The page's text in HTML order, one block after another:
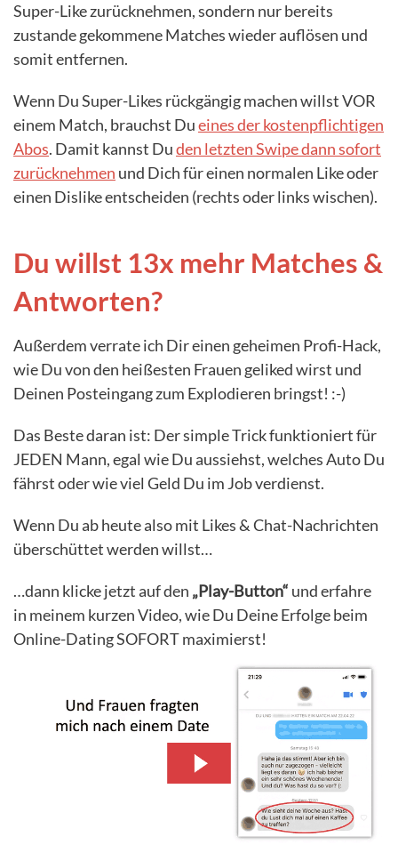
Super-Like zurücknehmen, sondern nur bereits
zustande gekommene Matches wieder auflösen und
somit entfernen.
Wenn Du Super-Likes rückgängig machen willst VOR
einem Match, brauchst Dueines der kostenpflichtigen
Abos. Damit kannst Duden letzten Swipe dann sofort
zurücknehmen und Dich für einen normalen Like oder
einen Dislike entscheiden (rechts oder links wischen).
Du willst 13x mehr Matches &
Antworten?
Außerdem verrate ich Dir einen geheimen Profi-Hack,
wie Du von den heißesten Frauen geliked wirst und
Deinen Posteingang zum Explodieren bringst! :-)
Das Beste daran ist: Der simple Trick funktioniert für
JEDEN Mann, egal wie Du aussiehst, welches Auto Du
fährst oder wie viel Geld Du im Job verdienst.
Wenn Du ab heute also mit Likes & Chat-Nachrichten
überschüttet werden willst…
…dann klicke jetzt auf den „Play-Button“ und erfahre
in meinem kurzen Video, wie Du Deine Erfolge beim
Online-Dating SOFORT maximierst!